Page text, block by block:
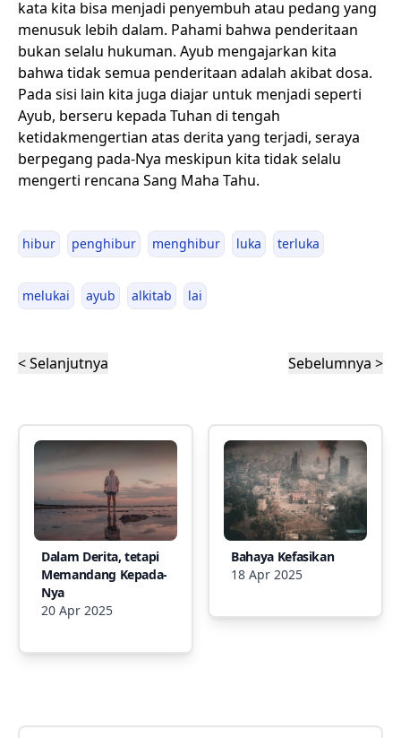
kata kita bisa menjadi penyembuh atau pedang yang
menusuk lebih dalam. Pahami bahwa penderitaan
bukan selalu hukuman. Ayub mengajarkan kita
bahwa tidak semua penderitaan adalah akibat dosa.
Pada sisi lain kita juga diajar untuk menjadi seperti
Ayub, berseru kepada Tuhan di tengah
ketidakmengertian atas derita yang terjadi, seraya
berpegang pada-Nya meskipun kita tidak selalu
mengerti rencana Sang Maha Tahu.
hibur penghibur menghibur luka terluka
melukai ayub alkitab lai
< Selanjutnya Sebelumnya >
Dalam Derita, tetapi
Memandang Kepada-
Nya
20 Apr 2025
Bahaya Kefasikan
18 Apr 2025